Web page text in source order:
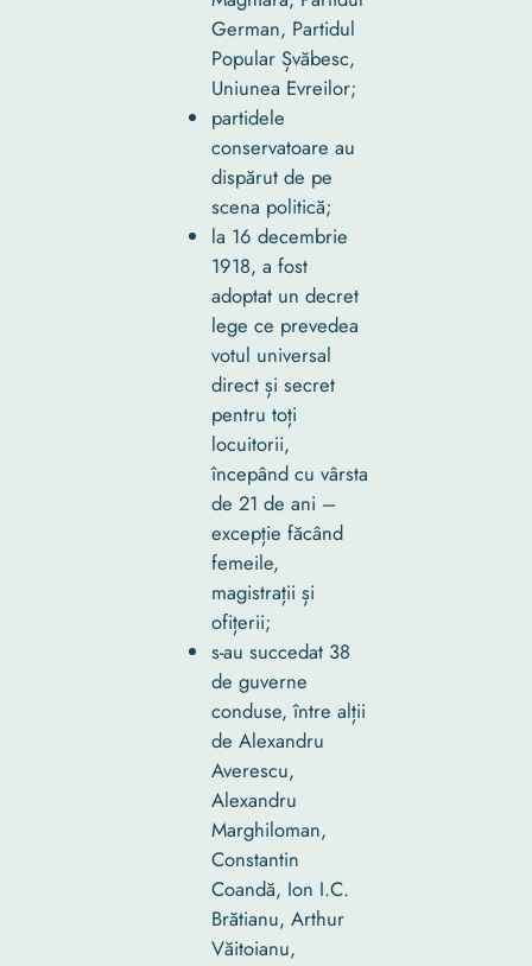
German, Partidul
Popular Șvăbesc,
Uniunea Evreilor;
partidele
conservatoare au
dispărut de pe
scena politică;
la 16 decembrie
1918, a fost
adoptat un decret
lege ce prevedea
votul universal
direct și secret
pentru toți
locuitorii,
începând cu vârsta
de 21 de ani –
excepție făcând
femeile,
magistrații și
ofițerii;
s-au succedat 38
de guverne
conduse, între alții
de Alexandru
Averescu,
Alexandru
Marghiloman,
Constantin
Coandă, Ion I.C.
Brătianu, Arthur
Văitoianu,